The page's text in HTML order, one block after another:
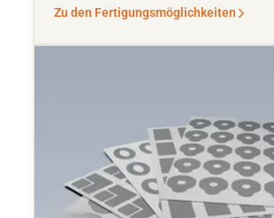
Zu den Fertigungsmöglichkeiten